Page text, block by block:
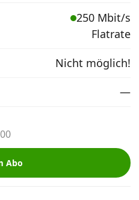
oder
250 Mbit/s
Flatrate
Nicht möglich!
—
Abo